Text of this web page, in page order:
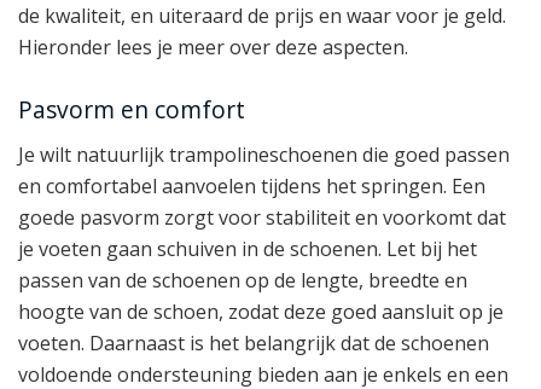
de kwaliteit, en uiteraard de prijs en waar voor je geld.
Hieronder lees je meer over deze aspecten.
Pasvorm en comfort
Je wilt natuurlijk trampolineschoenen die goed passen
en comfortabel aanvoelen tijdens het springen. Een
goede pasvorm zorgt voor stabiliteit en voorkomt dat
je voeten gaan schuiven in de schoenen. Let bij het
passen van de schoenen op de lengte, breedte en
hoogte van de schoen, zodat deze goed aansluit op je
voeten. Daarnaast is het belangrijk dat de schoenen
voldoende ondersteuning bieden aan je enkels en een